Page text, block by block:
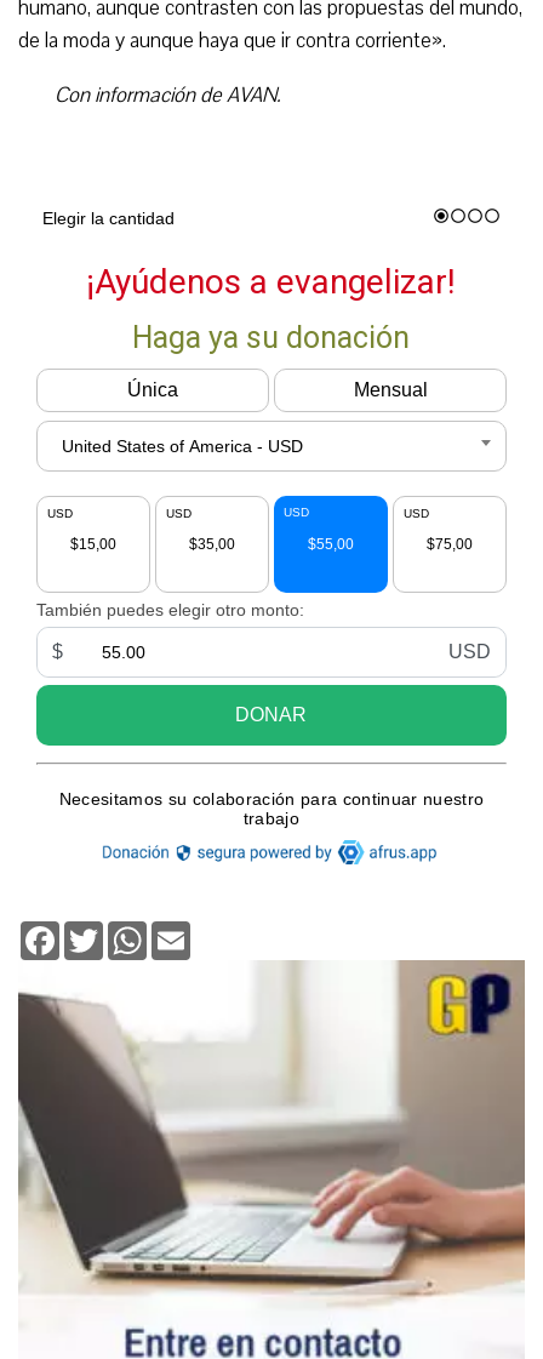
humano, aunque contrasten con las propuestas del mundo,
de la moda y aunque haya que ir contra corriente».
Con información de AVAN.
Facebook
TwitterWhatsApp